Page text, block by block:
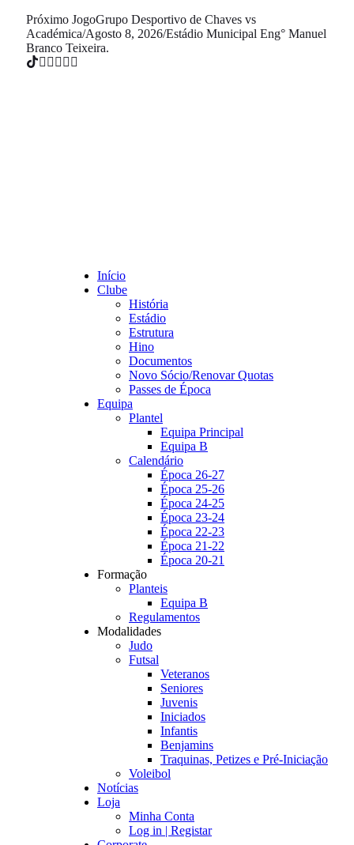
Próximo JogoGrupo Desportivo de Chaves vs
Académica/Agosto 8, 2026/Estádio Municipal Eng° Manuel
Branco Teixeira.
Início
Clube
História
Estádio
Estrutura
Hino
Documentos
Novo Sócio/Renovar Quotas
Passes de Época
Equipa
Plantel
Equipa Principal
Equipa B
Calendário
Época 26-27
Época 25-26
Época 24-25
Época 23-24
Época 22-23
Época 21-22
Época 20-21
Formação
Planteis
Equipa B
Regulamentos
Modalidades
Judo
Futsal
Veteranos
Seniores
Juvenis
Iniciados
Infantis
Benjamins
Traquinas, Petizes e Pré-Iniciação
Voleibol
Notícias
Loja
Minha Conta
Log in | Registar